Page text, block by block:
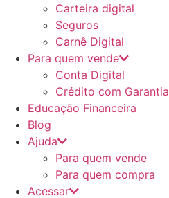
Carteira digital
Seguros
Carnê Digital
Para quem vende
Conta Digital
Crédito com Garantia
Educação Financeira
Blog
Ajuda
Para quem vende
Para quem compra
Acessar